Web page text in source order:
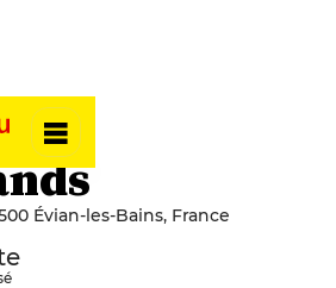
Évian-les-Bains, France